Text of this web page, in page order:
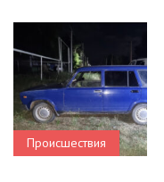
Происшествия